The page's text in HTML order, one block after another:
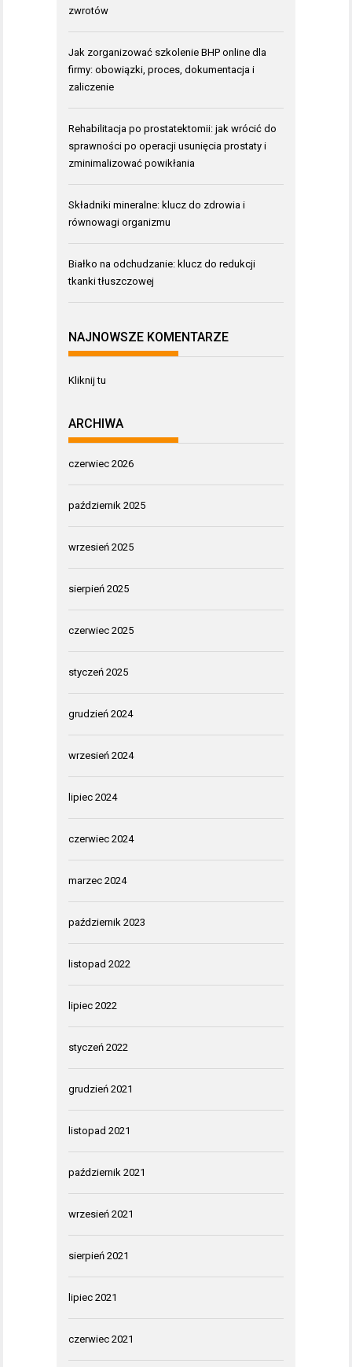
zwrotów
Jak zorganizować szkolenie BHP online dla
firmy: obowiązki, proces, dokumentacja i
zaliczenie
Rehabilitacja po prostatektomii: jak wrócić do
sprawności po operacji usunięcia prostaty i
zminimalizować powikłania
Składniki mineralne: klucz do zdrowia i
równowagi organizmu
Białko na odchudzanie: klucz do redukcji
tkanki tłuszczowej
NAJNOWSZE KOMENTARZE
Kliknij tu
ARCHIWA
czerwiec 2026
październik 2025
wrzesień 2025
sierpień 2025
czerwiec 2025
styczeń 2025
grudzień 2024
wrzesień 2024
lipiec 2024
czerwiec 2024
marzec 2024
październik 2023
listopad 2022
lipiec 2022
styczeń 2022
grudzień 2021
listopad 2021
październik 2021
wrzesień 2021
sierpień 2021
lipiec 2021
czerwiec 2021